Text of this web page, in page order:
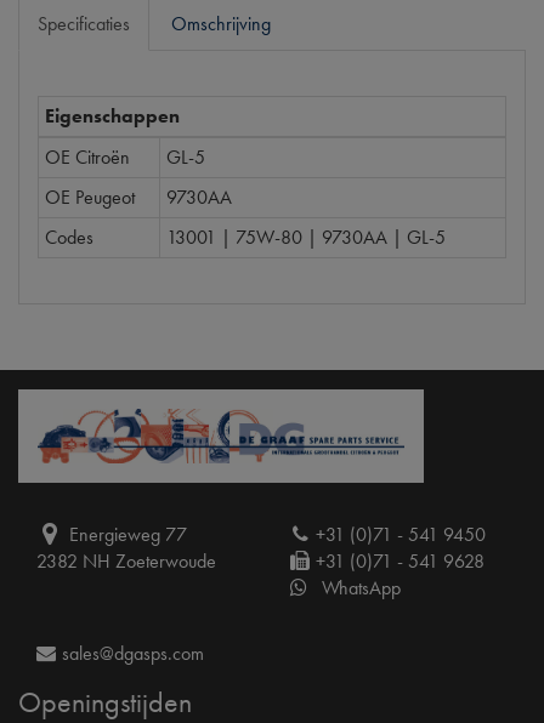
Specificaties Omschrijving
Eigenschappen
OE Citroën
GL-5
OE Peugeot
9730AA
Codes
13001 | 75W-80 | 9730AA | GL-5
Energieweg 77
2382 NH Zoeterwoude
+31 (0)71 - 541 9450
+31 (0)71 - 541 9628
WhatsApp
sales@dgasps.com
Openingstijden